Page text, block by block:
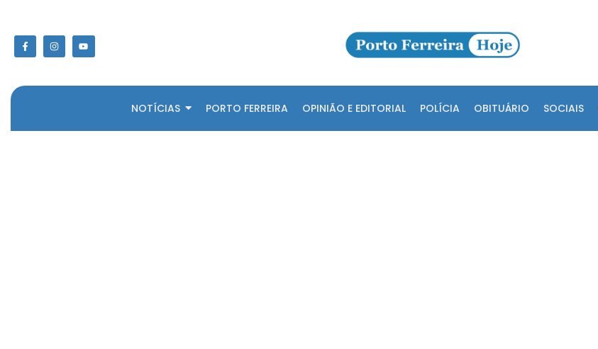
NOTÍCIAS PORTO FERREIRA OPINIÃO E EDITORIAL POLÍCIA OBITUÁRIO SOCIAIS